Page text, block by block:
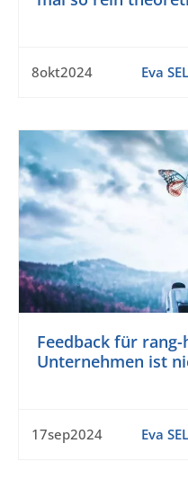
8okt2024 Eva
Feedback für
Unternehmen ist
17sep2024 Eva